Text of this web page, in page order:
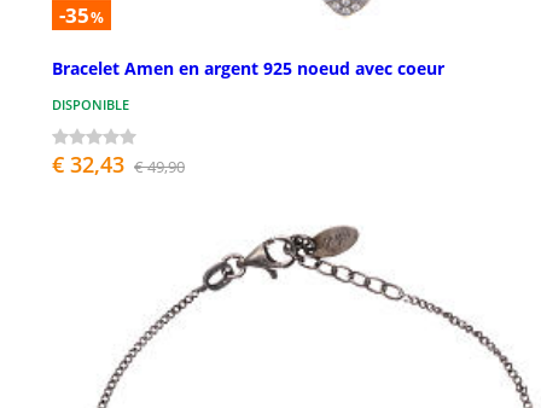
-35%
Bracelet Amen en argent 925 noeud avec coeur
DISPONIBLE
€ 32,43 € 49,90